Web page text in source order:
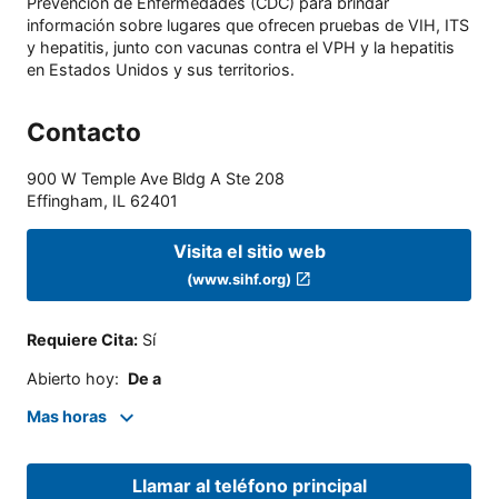
información sobre lugares que ofrecen pruebas de VIH, ITS
y hepatitis, junto con vacunas contra el VPH y la hepatitis
en Estados Unidos y sus territorios.
Contacto
900 W Temple Ave Bldg A Ste 208
Effingham, IL 62401
Visita el sitio web
(www.sihf.org)
Requiere Cita: Sí
Abierto hoy: De a
Mas horas
Llamar al teléfono principal